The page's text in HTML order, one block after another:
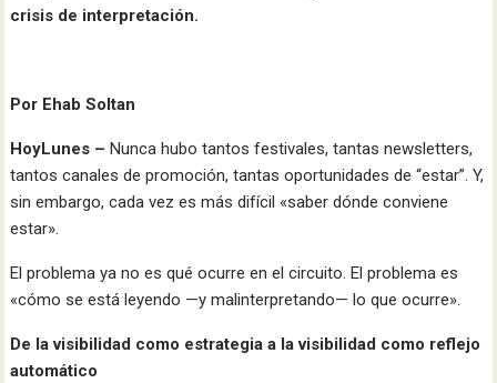
crisis de interpretación.
Por Ehab Soltan
HoyLunes –Nunca hubo tantos festivales, tantas newsletters,
tantos canales de promoción, tantas oportunidades de “estar”. Y,
sin embargo, cada vez es más difícil «saber dónde conviene
estar».
El problema ya no es qué ocurre en el circuito. El problema es
«cómo se está leyendo —y malinterpretando— lo que ocurre».
De la visibilidad como estrategia a la visibilidad como reflejo
automático